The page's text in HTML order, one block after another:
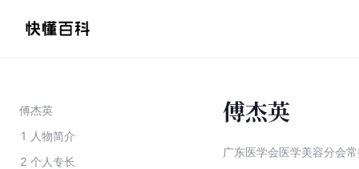
傅杰英
1 人物简介
2 个人专长
傅杰英
广东医学会医学美容分会